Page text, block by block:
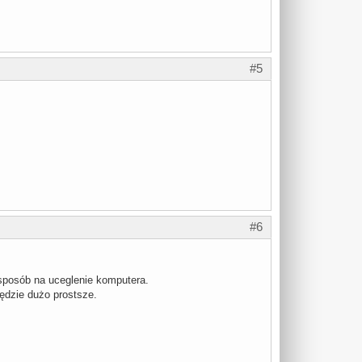
#5
#6
na uceglenie komputera.
dużo prostsze.